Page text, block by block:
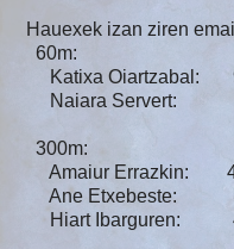
Hauexek izan ziren
60m:
Katixa Oiartzabal:
Naiara Servert:
300m:
Amaiur Errazkin:
Ane Etxebeste:
Hiart Ibarguren: